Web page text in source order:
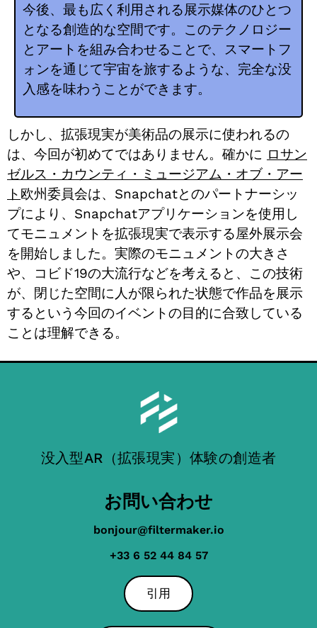
今後、最も広く利用される展示媒体のひとつ
となる創造的な空間です。このテクノロジー
とアートを組み合わせることで、スマートフ
ォンを通じて宇宙を旅するような、完全な没
入感を味わうことができます。
しかし、拡張現実が美術品の展示に使われるの
は、今回が初めてではありません。確かに ロサン
ゼルス・カウンティ・ミュージアム・オブ・アー
ト 欧州委員会は、Snapchatとのパートナーシッ
プにより、Snapchatアプリケーションを使用し
てモニュメントを拡張現実で表示する屋外展示会
を開始しました。実際のモニュメントの大きさ
や、コビド19の大流行などを考えると、この技術
が、閉じた空間に人が限られた状態で作品を展示
するという今回のイベントの目的に合致している
ことは理解できる。
没入型AR（拡張現実）体験の創造者
お問い合わせ
bonjour@filtermaker.io
+33 6 52 44 84 57
引用